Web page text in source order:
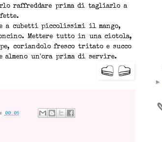
raffreddare prima di tagliarlo a
fette.
a cubetti piccolissimi il mango,
Mettere tutto in una ciotola,
coriandolo fresco tritato e succo
un'ora prima di servire.
00:06
►